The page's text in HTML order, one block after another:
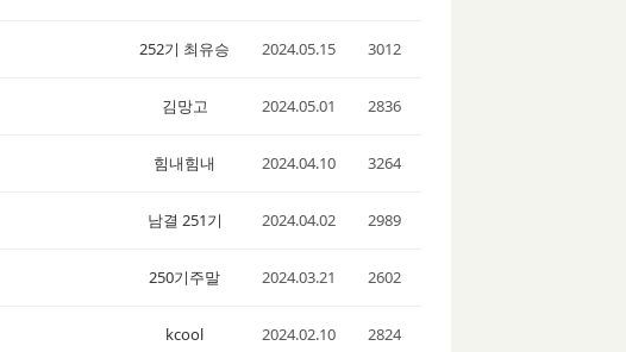
252기 최유승 2024.05.15 3012
김망고 2024.05.01 2836
힘내힘내 2024.04.10 3264
남결 251기 2024.04.02 2989
250기주말 2024.03.21 2602
kcool 2024.02.10 2824